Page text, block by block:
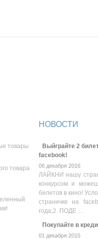
товары
товара
НОВОСТИ
Выйграйте 2
facebook!
06 декабря 2016
ЛАЙКНИ нашу
конкурсом и
билетов в кино!
страничке на
года;2. ПОДЕ …
Покупайте в
01 декабря 2015